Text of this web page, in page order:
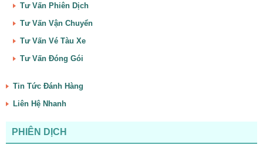
Tư Vấn Phiên Dịch
Tư Vấn Vận Chuyển
Tư Vấn Vé Tàu Xe
Tư Vấn Đóng Gói
Tin Tức Đánh Hàng
Liên Hệ Nhanh
PHIÊN DỊCH